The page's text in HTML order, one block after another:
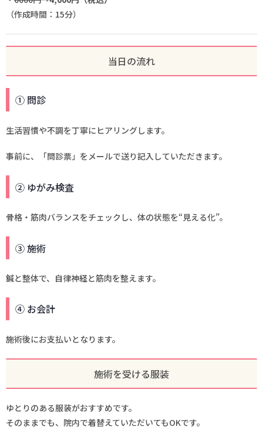
（作成時間：15分）
当日の流れ
① 問診
生活習慣や不調を丁寧にヒアリングします。
事前に、「問診票」をメールで送り記入していただきます。
② ゆがみ検査
骨格・筋肉バランスをチェックし、体の状態を“見える化”。
③ 施術
鍼と整体で、自律神経と筋肉を整えます。
④ お会計
施術後にお支払いとなります。
施術を受ける服装
ゆとりのある服装がおすすめです。
そのままでも、院内で着替えていただいてもOKです。